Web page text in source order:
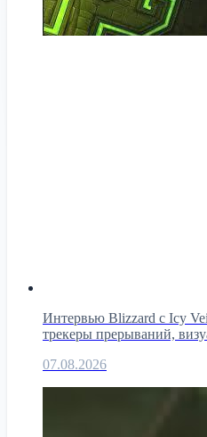
Интервью Blizzard с Icy
трекеры прерываний,
07.08.2026